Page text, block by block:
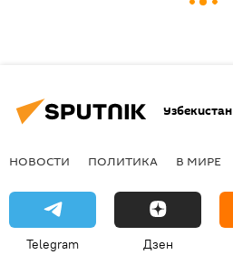
Узбекистан
НОВОСТИ ПОЛИТИКА В МИРЕ
Telegram Дзен